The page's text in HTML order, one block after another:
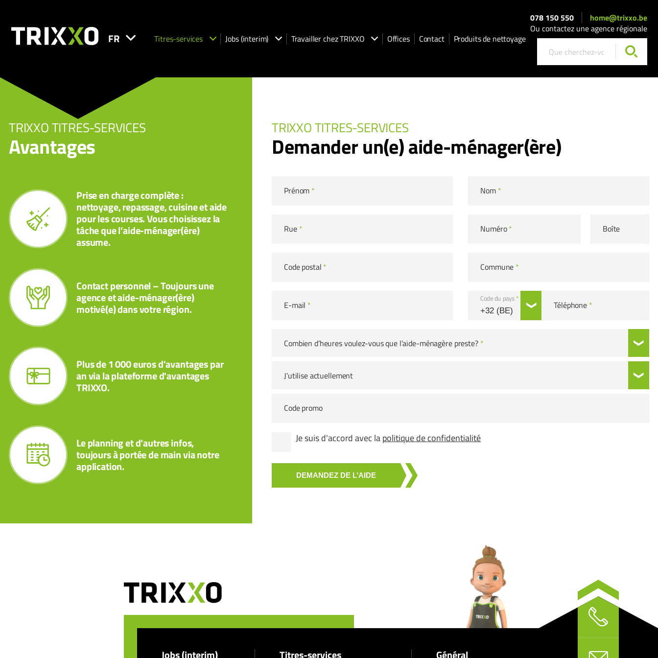
FR Titres-services Jobs (interim) Travailler chez TRIXXO Offices Contact Produits de nettoyage
078 150 550
home@trixxo.be
Ou contactez une agence régionale
TRIXXO TITRES-SERVICES
Avantages
Prise en charge complète :
nettoyage, repassage, cuisine et aide
pour les courses. Vous choisissez la
tâche que l’aide-ménager(ère)
assume.
Contact personnel – Toujours une
agence et aide-ménager(ère)
motivé(e) dans votre région.
Plus de 1 000 euros d'avantages par
an via la plateforme d'avantages
TRIXXO.
Le planning et d’autres infos,
toujours à portée de main via notre
application.
TRIXXO TITRES-SERVICES
Demander un(e) aide-ménager(ère)
Prénom * Nom *
Rue * Numéro* Boîte
Code postal * Commune *
E-mail *
Code du pays *
Téléphone *
Combien d’heures voulez-vous que l’aide-ménagère preste? *
J'utilise actuellement
Code promo
Je suis d'accord avec lapolitique de confidentialité
DEMANDEZ DE L’AIDE
Jobs (interim) Titres-services Général